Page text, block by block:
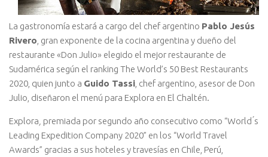
La gastronomía estará a cargo del chef argentino Pablo Jesús
Rivero , gran exponente de la cocina argentina y dueño del
restaurante «Don Julio» elegido el mejor restaurante de
Sudamérica según el ranking The World’s 50 Best Restaurants
2020, quien junto a Guido Tassi , chef argentino, asesor de Don
Julio, diseñaron el menú para Explora en El Chaltén.
Explora premiada por segundo año consecutivo como “World ́s
Leading Expedition Company 2020” en los “World Travel
Awards” gracias a sus hoteles y travesías en Chile, Perú,